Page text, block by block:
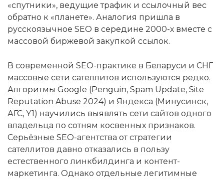
«спутники», ведущие трафик и ссылочный вес
обратно к «планете». Аналогия пришла в
русскоязычное SEO в середине 2000-х вместе с
массовой биржевой закупкой ссылок.
В современной SEO-практике в Беларуси и СНГ
массовые сети сателлитов используются редко.
Алгоритмы Google (Penguin, Spam Update, Site
Reputation Abuse 2024) и Яндекса (Минусинск,
АГС, Y1) научились выявлять сети сайтов одного
владельца по сотням косвенных признаков.
Серьёзные SEO-агентства от стратегии
сателлитов давно отказались в пользу
естественного линкбилдинга и контент-
маркетинга. Однако отдельные легитимные